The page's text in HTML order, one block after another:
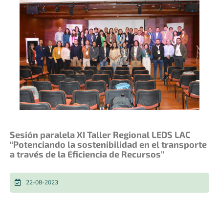
Sesión paralela XI Taller Regional LEDS LAC
“Potenciando la sostenibilidad en el transporte
a través de la Eficiencia de Recursos”
22-08-2023